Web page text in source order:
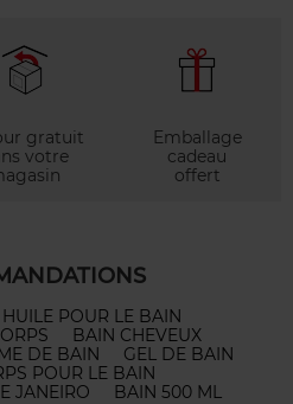
gratuit
votre
Emballage
cadeau
offert
HUILE POUR LE BAIN
BAIN CHEVEUX
DE BAIN
GEL DE BAIN
POUR LE BAIN
JANEIRO
BAIN 500 ML